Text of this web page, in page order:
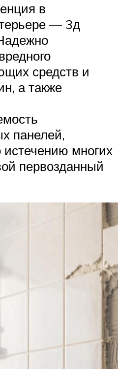
в
— 3д
средств и
а также
панелей,
многих
первозданный